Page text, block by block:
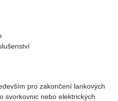
pro zakončení lankových
svorkovnic nebo elektrických